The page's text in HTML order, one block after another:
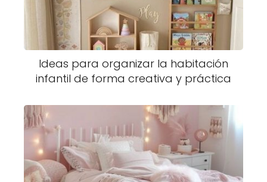
Ideas para organizar la habitación
infantil de forma creativa y práctica